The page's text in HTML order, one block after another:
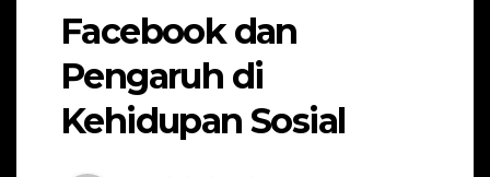
Facebook dan
Pengaruh di
Kehidupan Sosial